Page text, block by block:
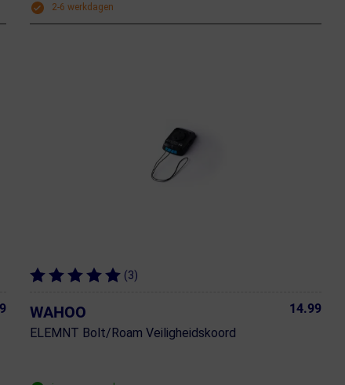
2-6 werkdagen
(3)
WAHOO
ELEMNT Bolt/Roam Veiligheidskoord
14.99